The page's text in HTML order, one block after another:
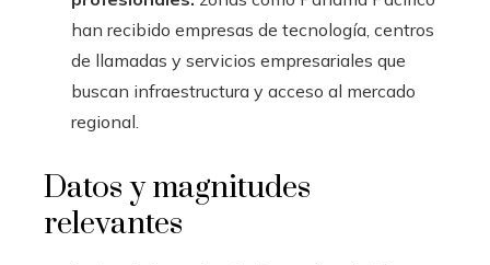
han recibido empresas de tecnología, centros
de llamadas y servicios empresariales que
buscan infraestructura y acceso al mercado
regional.
Datos y magnitudes
relevantes